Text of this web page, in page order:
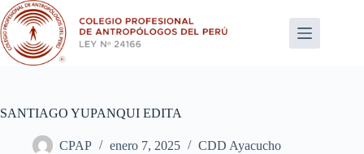
Saltar
al
contenido
SANTIAGO YUPANQUI EDITA
CPAP enero 7, 2025 CDD Ayacucho